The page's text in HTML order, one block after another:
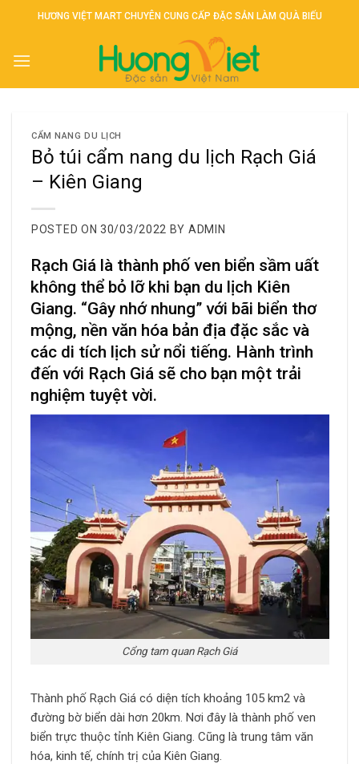
HƯƠNG VIỆT MART CHUYÊN CUNG CẤP ĐẶC SẢN LÀM QUÀ BIẾU
CẨM NANG DU LỊCH
Bỏ túi cẩm nang du lịch Rạch Giá
– Kiên Giang
POSTED ON 30/03/2022 BY ADMIN
Rạch Giá là thành phố ven biển sầm uất
không thể bỏ lỡ khi bạn du lịch Kiên
Giang. “Gây nhớ nhung” với bãi biển thơ
mộng, nền văn hóa bản địa đặc sắc và
các di tích lịch sử nổi tiếng. Hành trình
đến với Rạch Giá sẽ cho bạn một trải
nghiệm tuyệt vời.
Cổng tam quan Rạch Giá
Thành phố Rạch Giá có diện tích khoảng 105 km2 và
đường bờ biển dài hơn 20km. Nơi đây là thành phố ven
biển trực thuộc tỉnh Kiên Giang. Cũng là trung tâm văn
hóa, kinh tế, chính trị của Kiên Giang.